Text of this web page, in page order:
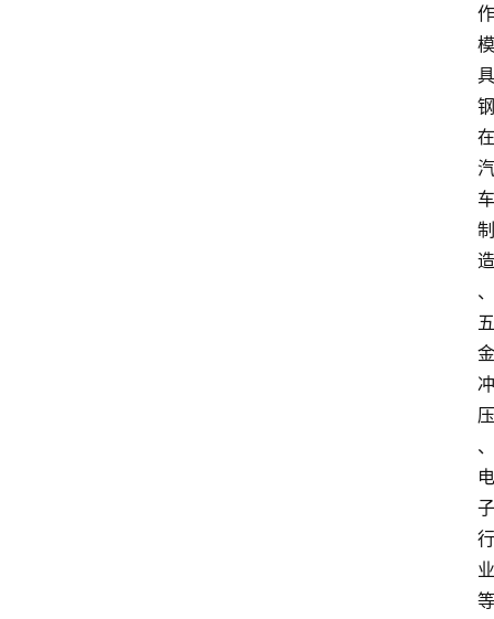
作
模
具
钢
在
汽
车
制
造
、
五
金
冲
压
、
电
子
行
业
等